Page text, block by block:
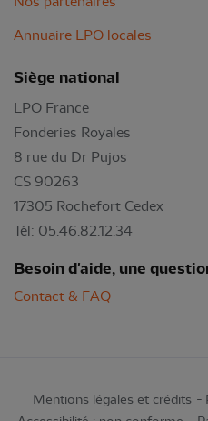
Annuaire LPO locales
Siège national
LPO France
Fonderies Royales
8 rue du Dr Pujos
CS 90263
17305 Rochefort Cedex
Tél: 05.46.82.12.34
Besoin d'aide, une
Contact & FAQ
Mentions légales et crédits